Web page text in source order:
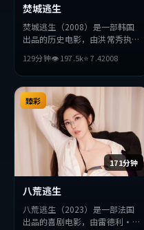
焚城逃生
焚城逃生（2008）是一部韩国
出品的历史电影，由洪常秀执
演。影片在叙事与视听上力求突
破，探讨人性与抉择，节奏张弛
有度，适合喜欢该类型的观众完
整观看。
129分钟👁197.5k⭐7.42008
171分钟
臻彩
八荒逃生
八荒逃生（2023）是一部法国
出品的喜剧电影，由雷德利·